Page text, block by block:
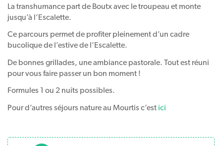
La transhumance part de Boutx avec le troupeau et monte
jusqu’à l’Escalette.
Ce parcours permet de profiter pleinement d’un cadre
bucolique de l’estive de l’Escalette.
De bonnes grillades, une ambiance pastorale. Tout est réuni
pour vous faire passer un bon moment !
Formules 1 ou 2 nuits possibles.
Pour d’autres séjours nature au Mourtis c’est ici